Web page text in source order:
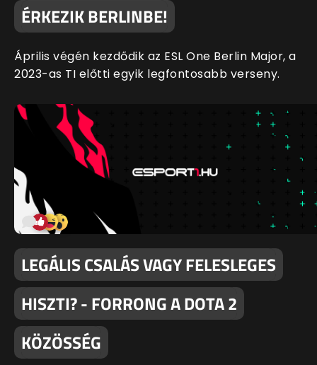
ÉRKEZIK BERLINBE!
Április végén kezdődik az ESL One Berlin Major, a
2023-as TI előtti egyik legfontosabb verseny.
LEGÁLIS CSALÁS VAGY FELESLEGES
HISZTI? - FORRONG A DOTA 2
KÖZÖSSÉG